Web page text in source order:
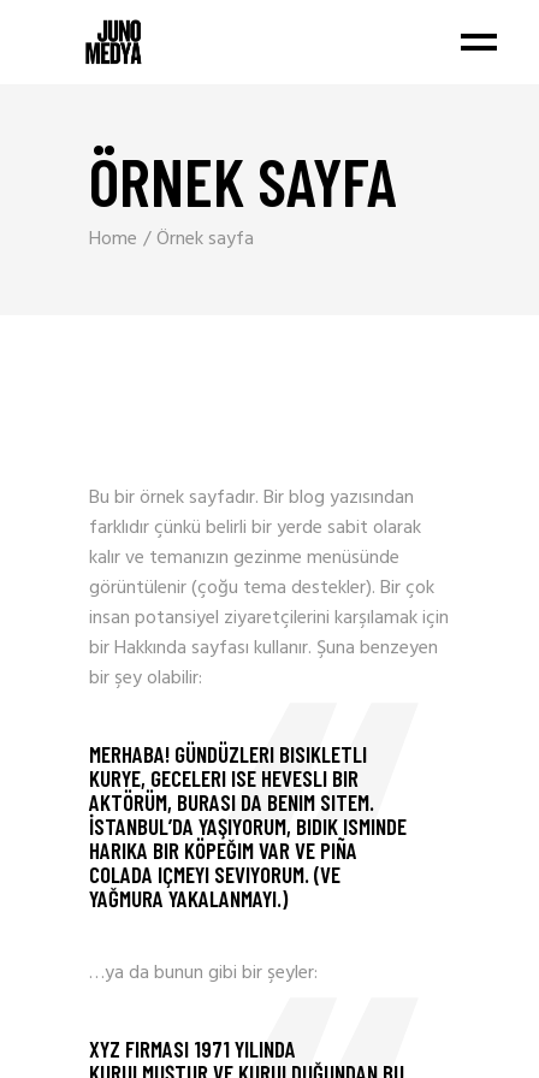
ÖRNEK SAYFA
Home Örnek sayfa
Bu bir örnek sayfadır. Bir blog yazısından
farklıdır çünkü belirli bir yerde sabit olarak
kalır ve temanızın gezinme menüsünde
görüntülenir (çoğu tema destekler). Bir çok
insan potansiyel ziyaretçilerini karşılamak için
bir Hakkında sayfası kullanır. Şuna benzeyen
bir şey olabilir:
MERHABA! GÜNDÜZLERI BISIKLETLI
KURYE, GECELERI ISE HEVESLI BIR
AKTÖRÜM, BURASI DA BENIM SITEM.
İSTANBUL’DA YAŞIYORUM, BIDIK ISMINDE
HARIKA BIR KÖPEĞIM VAR VE PIÑA
COLADA IÇMEYI SEVIYORUM. (VE
YAĞMURA YAKALANMAYI.)
…ya da bunun gibi bir şeyler:
XYZ FIRMASI 1971 YILINDA